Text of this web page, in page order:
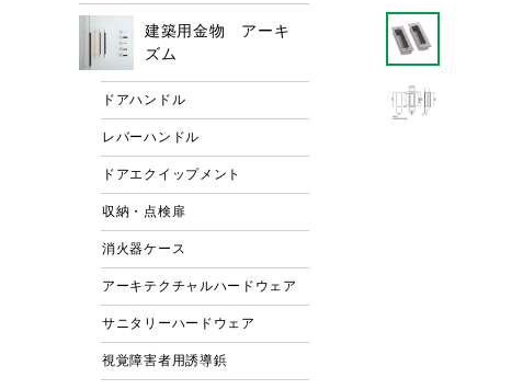
建築用金物 アーキ
ズム
ドアハンドル
レバーハンドル
ドアエクイップメント
収納・点検扉
消火器ケース
アーキテクチャルハードウェア
サニタリーハードウェア
視覚障害者用誘導鋲